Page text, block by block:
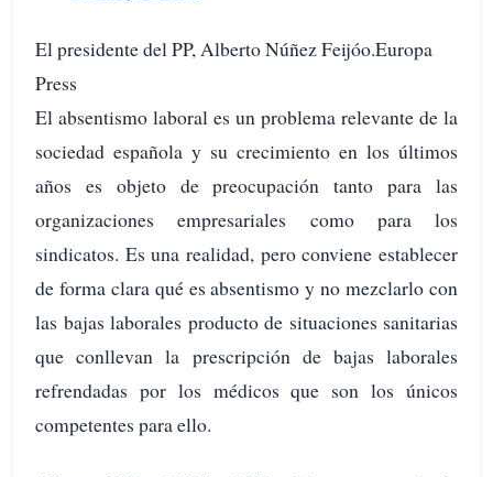
El presidente del PP, Alberto Núñez Feijóo.Europa
Press
El absentismo laboral es un problema relevante de la
sociedad española y su crecimiento en los últimos
años es objeto de preocupación tanto para las
organizaciones empresariales como para los
sindicatos. Es una realidad, pero conviene establecer
de forma clara qué es absentismo y no mezclarlo con
las bajas laborales producto de situaciones sanitarias
que conllevan la prescripción de bajas laborales
refrendadas por los médicos que son los únicos
competentes para ello.